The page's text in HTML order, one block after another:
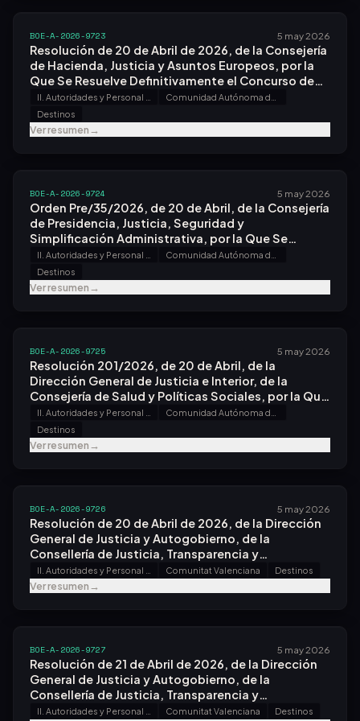
BOE-A-2026-9723 5 may 2026
Resolución de 20 de Abril de 2026, de la Consejería
de Hacienda, Justicia y Asuntos Europeos, por la
Que Se Resuelve Definitivamente el Concurso de
Traslados Entre Personal Funcionario de los
Cuerpos y Escalas de Gestión Procesal y
Administrativa, Tramitación Procesal y
Administrativa y Auxilio Judicial de la
Destinos
Ver resumen→
BOE-A-2026-9724 5 may 2026
Orden Pre/35/2026, de 20 de Abril, de la Consejería
de Presidencia, Justicia, Seguridad y
Simplificación Administrativa, por la Que Se
Resuelve Definitivamente el Concurso de Traslados
Entre Personal Funcionario de los Cuerpos y
Escalas de Gestión Procesal y Administrativa,
Tramitación Procesal y Administrativa y Auxilio
Octubre.
Destinos
Ver resumen→
BOE-A-2026-9725 5 may 2026
Resolución 201/2026, de 20 de Abril, de la
Dirección General de Justicia e Interior, de la
Consejería de Salud y Políticas Sociales, por la Que
Se Resuelve Definitivamente el Concurso de
Traslados Entre Personal Funcionario de los
Cuerpos y Escalas de Gestión Procesal y
Administrativa, Tramitación Procesal y
Resolución 1380/2025, de 27 de Octubre.
Destinos
Ver resumen→
BOE-A-2026-9726 5 may 2026
Resolución de 20 de Abril de 2026, de la Dirección
General de Justicia y Autogobierno, de la
Consellería de Justicia, Transparencia y
Participación, por la Que Se Resuelve
Definitivamente el Concurso de Traslados Entre
Administración de Justicia, Convocado por
Resolución de 27 de Octubre de 2025.
Comunitat Valenciana Destinos
Ver resumen→
BOE-A-2026-9727 5 may 2026
Resolución de 21 de Abril de 2026, de la Dirección
General de Justicia y Autogobierno, de la
Consellería de Justicia, Transparencia y
Participación, por la Que Se Otorga Destino Al
Comunitat Valenciana Destinos